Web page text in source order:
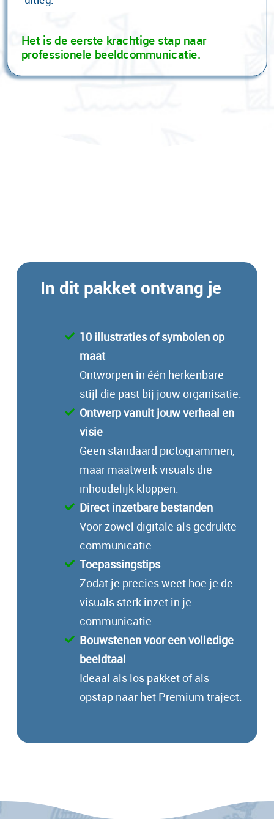
Het is de eerste krachtige stap naar
professionele beeldcommunicatie.
In dit pakket ontvang je
10 illustraties of symbolen op
maat
Ontworpen in één herkenbare
stijl die past bij jouw organisatie.
Ontwerp vanuit jouw verhaal en
visie
Geen standaard pictogrammen,
maar maatwerk visuals die
inhoudelijk kloppen.
Direct inzetbare bestanden
Voor zowel digitale als gedrukte
communicatie.
Toepassingstips
Zodat je precies weet hoe je de
visuals sterk inzet in je
communicatie.
Bouwstenen voor een volledige
beeldtaal
Ideaal als los pakket of als
opstap naar het Premium traject.